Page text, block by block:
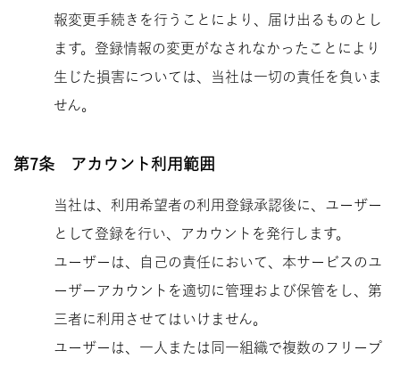
報変更手続きを行うことにより、届け出るものとし
ます。登録情報の変更がなされなかったことにより
生じた損害については、当社は一切の責任を負いま
せん。
第7条 アカウント利用範囲
当社は、利用希望者の利用登録承認後に、ユーザー
として登録を行い、アカウントを発行します。
ユーザーは、自己の責任において、本サービスのユ
ーザーアカウントを適切に管理および保管をし、第
三者に利用させてはいけません。
ユーザーは、一人または同一組織で複数のフリープ